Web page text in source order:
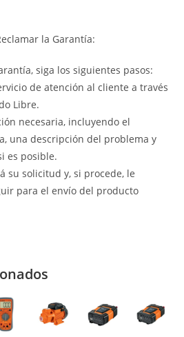
la Garantía:
siga los siguientes pasos:
de atención al cliente a través
Libre.
necesaria, incluyendo el
una descripción del problema y
es posible.
su solicitud y, si procede, le
para el envío del producto